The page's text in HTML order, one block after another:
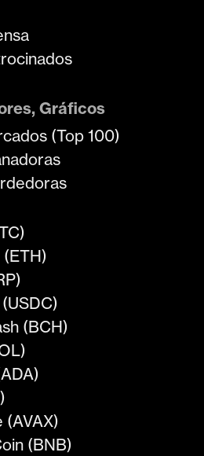
Gráficos
(Top 100)
(BCH)
(AVAX)
(BNB)